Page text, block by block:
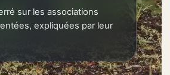
sur les associations
expliquées par leur